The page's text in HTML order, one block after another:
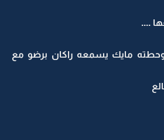
....
مايك يسمعه راكان برضو مع